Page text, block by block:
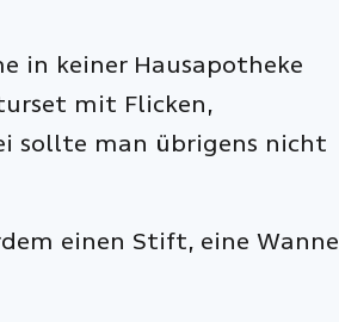
in keiner Hausapotheke
mit Flicken,
sollte man übrigens nicht
einen Stift, eine Wanne